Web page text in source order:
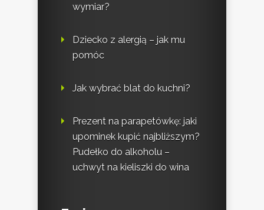
wymiar?
Dziecko z alergią – jak mu
pomóc
Jak wybrać blat do kuchni?
Prezent na parapetówkę: jaki
upominek kupić najbliższym?
Pudełko do alkoholu –
uchwyt na kieliszki do wina